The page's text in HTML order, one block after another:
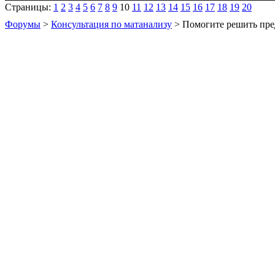
Страницы: 1 2 3 4 5 6 7 8 9 10 11 12 13 14 15 16 17 18 19 20
Форумы > Консультация по матанализу > Помогите решить